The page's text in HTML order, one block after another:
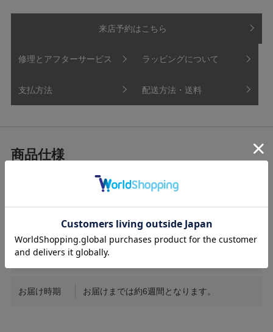
来店予約はこちら
修理とアフターサービス ラッピングについて
支払方法 配送方法・送料
縦約1.7cm 横約2.5cm
K18PG / Diamond0.40ct
商品番号 HO008
お届け時期 お届けまでは約6週間となります。